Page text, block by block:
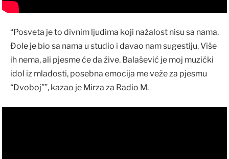
“Posveta je to divnim ljudima koji nažalost nisu sa nama.
Đole je bio sa nama u studio i davao nam sugestiju. Više
ih nema, ali pjesme će da žive. Balašević je moj muzički
idol iz mladosti, posebna emocija me veže za pjesmu
“Dvoboj””, kazao je Mirza za Radio M.